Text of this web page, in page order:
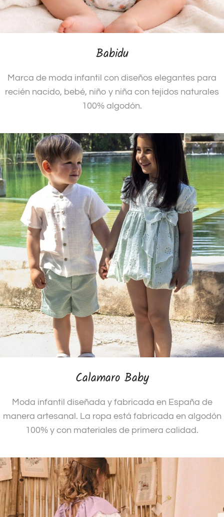
Babidu
Marca de moda infantil con diseños elegantes para
recién nacido, bebé, niño y niña con tejidos naturales
100% algodón.
Calamaro Baby
Moda infantil diseñada y fabricada en España de
manera artesanal. La ropa está fabricada en algodón
100% y con materiales de primera calidad.